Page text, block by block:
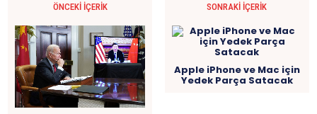
ÖNCEKI İÇERIK SONRAKI İÇERIK
Apple iPhone ve Mac için
Yedek Parça Satacak